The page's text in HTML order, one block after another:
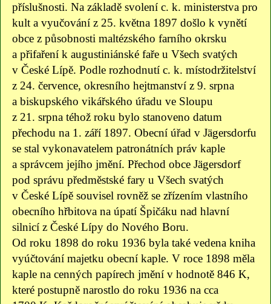
příslušnosti. Na základě svolení c. k. ministerstva pro
kult a vyučování z 25. května 1897 došlo k vynětí
obce z působnosti maltézského farního okrsku
a přifaření k augustiniánské faře u Všech svatých
v České Lípě. Podle rozhodnutí c. k. místodržitelství
z 24. července, okresního hejtmanství z 9. srpna
a biskupského vikářského úřadu ve Sloupu
z 21. srpna téhož roku bylo stanoveno datum
přechodu na 1. září 1897. Obecní úřad v Jägersdorfu
se stal vykonavatelem patronátních práv kaple
a správcem jejího jmění. Přechod obce Jägersdorf
pod správu předměstské fary u Všech svatých
v České Lípě souvisel rovněž se zřízením vlastního
obecního hřbitova na úpatí Špičáku nad hlavní
silnicí z České Lípy do Nového Boru.
Od roku 1898 do roku 1936 byla také vedena kniha
vyúčtování majetku obecní kaple. V roce 1898 měla
kaple na cenných papírech jmění v hodnotě 846 K,
které postupně narostlo do roku 1936 na cca